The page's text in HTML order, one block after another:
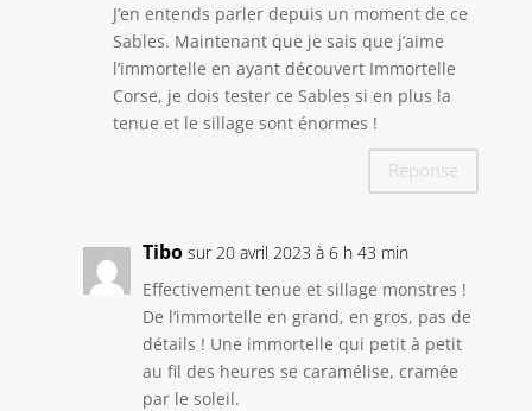
J’en entends parler depuis un moment de ce
Sables. Maintenant que je sais que j’aime
l’immortelle en ayant découvert Immortelle
Corse, je dois tester ce Sables si en plus la
tenue et le sillage sont énormes !
Réponse
Tibo sur 20 avril 2023 à 6 h 43 min
Effectivement tenue et sillage monstres !
De l’immortelle en grand, en gros, pas de
détails ! Une immortelle qui petit à petit
au fil des heures se caramélise, cramée
par le soleil.